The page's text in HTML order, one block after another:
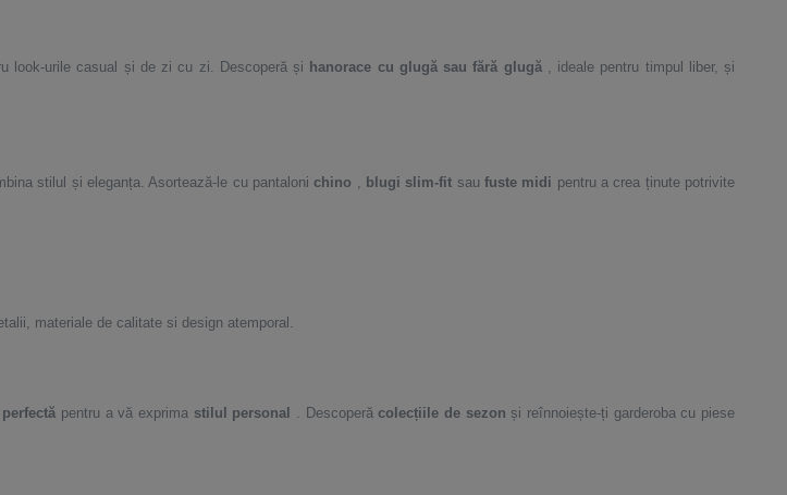
look-urile casual și de zi cu zi. Descoperă și hanorace cu glugă sau fără glugă, ideale pentru timpul liber, și
stilul și eleganța. Asortează-le cu pantalonichino , blugi slim-fit saufuste midi pentru a crea ținute potrivite
materiale de calitate si design atemporal.
pentru a vă exprima stilul personal . Descoperăcolecțiile de sezon și reînnoiește-ți garderoba cu piese